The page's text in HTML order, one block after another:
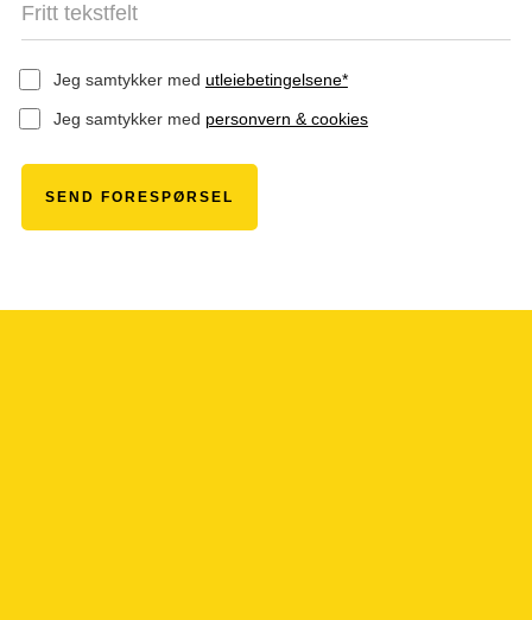
Jeg samtykker med utleiebetingelsene*
Jeg samtykker med personvern & cookies